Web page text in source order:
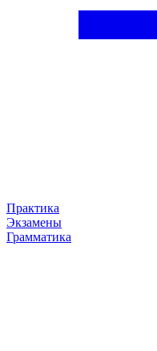
Практика
Экзамены
Грамматика